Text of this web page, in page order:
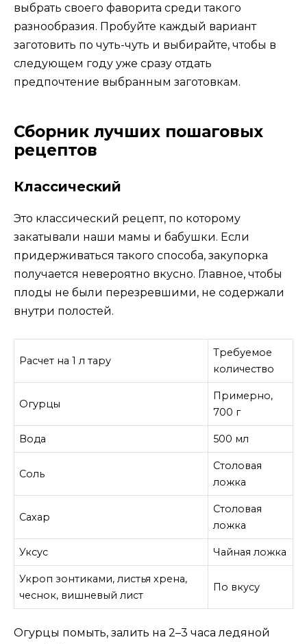
выбрать своего фаворита среди такого
разнообразия. Пробуйте каждый вариант
заготовить по чуть-чуть и выбирайте, чтобы в
следующем году уже сразу отдать
предпочтение выбранным заготовкам.
Сборник лучших пошаговых
рецептов
Классический
Это классический рецепт, по которому
закатывали наши мамы и бабушки. Если
придерживаться такого способа, закупорка
получается невероятно вкусно. Главное, чтобы
плоды не были перезревшими, не содержали
внутри полостей.
Расчет на 1 л тару
Требуемое
количество
Огурцы
Примерно,
700 г
Вода 500 мл
Соль
Столовая
ложка
Сахар
Столовая
ложка
Уксус Чайная ложка
Укроп зонтиками, листья хрена,
чеснок, вишневый лист
По вкусу
Огурцы помыть, залить на 2–3 часа ледяной